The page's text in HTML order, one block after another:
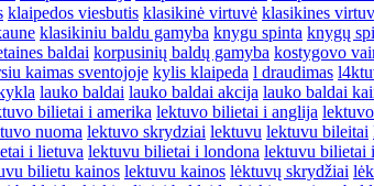
klaipedos viesbutis klasikinė virtuvė klasikines
klasikiniu baldu gamyba knygu spinta knygų
baldai korpusinių baldų gamyba kostygovo
kaimas sventojoje kylis klaipeda l draudimas
lauko baldai lauko baldai akcija lauko baldai
bilietai i amerika lektuvo bilietai i anglija
nuoma lektuvo skrydziai lektuvu lektuvu bileitai
i lietuva lektuvu bilietai i londona lektuvu bilietai
bilietu kainos lektuvu kainos lėktuvų skrydžiai